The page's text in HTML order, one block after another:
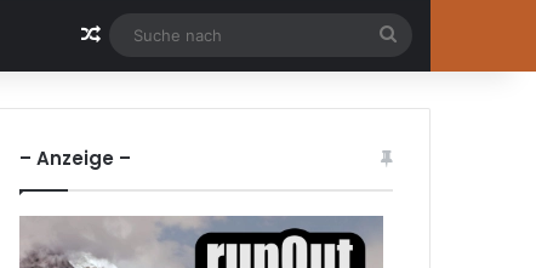
Zufällige Artikel
nach
– Anzeige –